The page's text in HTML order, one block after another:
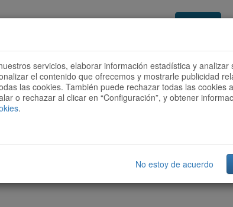
Acceder
Quieres ser colaborador? Cómo funciona
Ordenar
servicios, elaborar información estadística y analizar
el contenido que ofrecemos y mostrarle publicidad
las cookies. También puede rechazar todas las cookies
o rechazar al clicar en “Configuración”, y obtener
.
No estoy de acuerdo